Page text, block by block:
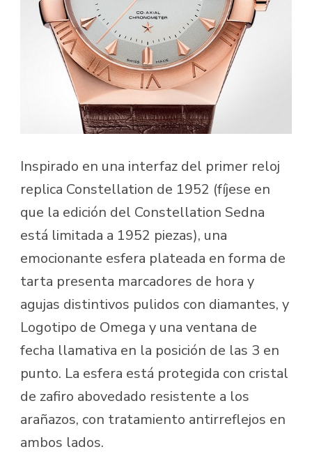
Inspirado en una interfaz del primer reloj
replica Constellation de 1952 (fíjese en
que la edición del Constellation Sedna
está limitada a 1952 piezas), una
emocionante esfera plateada en forma de
tarta presenta marcadores de hora y
agujas distintivos pulidos con diamantes, y
Logotipo de Omega y una ventana de
fecha llamativa en la posición de las 3 en
punto. La esfera está protegida con cristal
de zafiro abovedado resistente a los
arañazos, con tratamiento antirreflejos en
ambos lados.